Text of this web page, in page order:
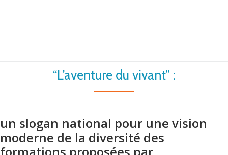
“L’aventure du vivant” :
un slogan national pour une vision
moderne de la diversité des
formations proposées par